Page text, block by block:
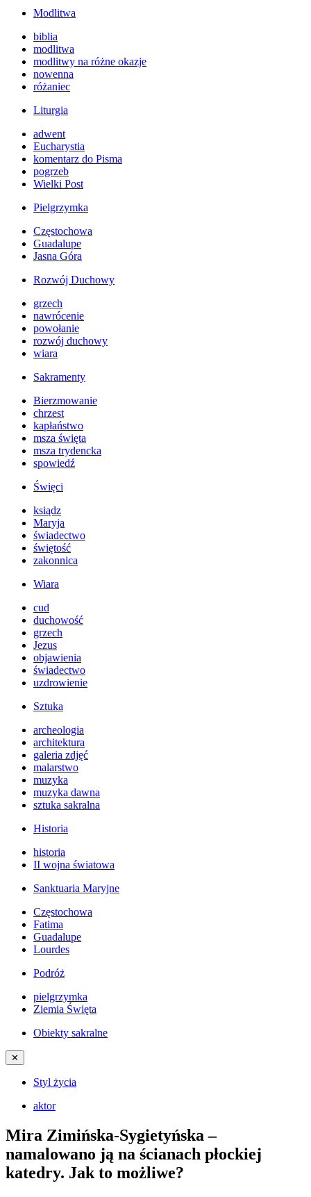
Modlitwa
biblia
modlitwa
modlitwy na różne okazje
nowenna
różaniec
Liturgia
adwent
Eucharystia
komentarz do Pisma
pogrzeb
Wielki Post
Pielgrzymka
Częstochowa
Guadalupe
Jasna Góra
Rozwój Duchowy
grzech
nawrócenie
powołanie
rozwój duchowy
wiara
Sakramenty
Bierzmowanie
chrzest
kapłaństwo
msza święta
msza trydencka
spowiedź
Święci
ksiądz
Maryja
świadectwo
świętość
zakonnica
Wiara
cud
duchowość
grzech
Jezus
objawienia
świadectwo
uzdrowienie
Sztuka
archeologia
architektura
galeria zdjęć
malarstwo
muzyka
muzyka dawna
sztuka sakralna
Historia
historia
II wojna światowa
Sanktuaria Maryjne
Częstochowa
Fatima
Guadalupe
Lourdes
Podróż
pielgrzymka
Ziemia Święta
Obiekty sakralne
✕
Styl życia
aktor
Mira Zimińska-Sygietyńska –
namalowano ją na ścianach płockiej
katedry. Jak to możliwe?